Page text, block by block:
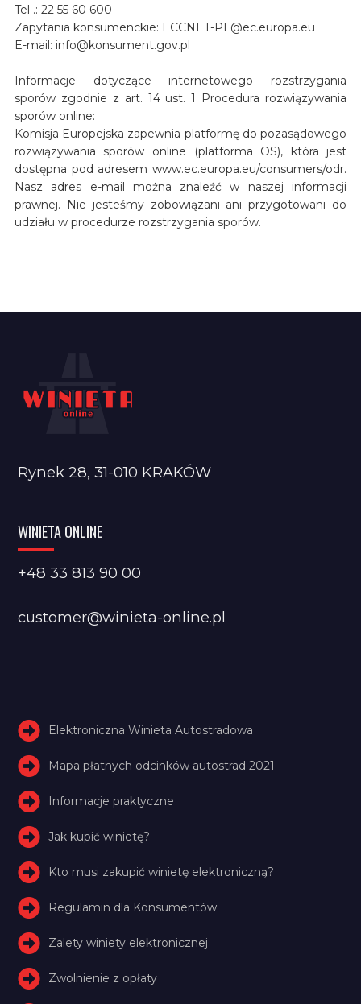
Tel .: 22 55 60 600
Zapytania konsumenckie: ECCNET-PL@ec.europa.eu
E-mail: info@konsument.gov.pl
Informacje dotyczące internetowego rozstrzygania
sporów zgodnie z art. 14 ust. 1 Procedura rozwiązywania
sporów online:
Komisja Europejska zapewnia platformę do pozasądowego
rozwiązywania sporów online (platforma OS), która jest
dostępna pod adresem www.ec.europa.eu/consumers/odr.
Nasz adres e-mail można znaleźć w naszej informacji
prawnej. Nie jesteśmy zobowiązani ani przygotowani do
udziału w procedurze rozstrzygania sporów.
Rynek 28, 31-010 KRAKÓW
WINIETA ONLINE
+48 33 813 90 00
customer@winieta-online.pl
Elektroniczna Winieta Autostradowa
Mapa płatnych odcinków autostrad 2021
Informacje praktyczne
Jak kupić winietę?
Kto musi zakupić winietę elektroniczną?
Regulamin dla Konsumentów
Zalety winiety elektronicznej
Zwolnienie z opłaty